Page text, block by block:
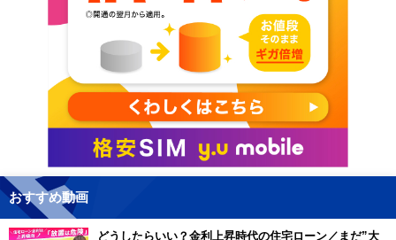
おすすめ動画
どうしたらいい？金利上昇時代の住宅ローン／まだ”大